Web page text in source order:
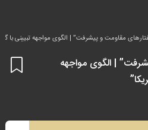
مقاومت و پیشرفت” | الگوی مواجهه تبیینی با
| الگوی مواجهه